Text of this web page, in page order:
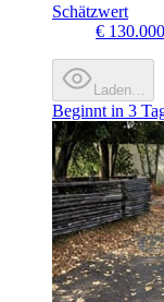
Schätzwert
€
Laden…
Beginnt in 3